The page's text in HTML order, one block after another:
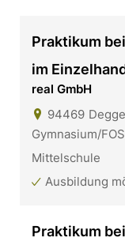
Praktikum
im
real GmbH
94469
Gymnasium/
Mittelschule
Ausbildung
Praktikum